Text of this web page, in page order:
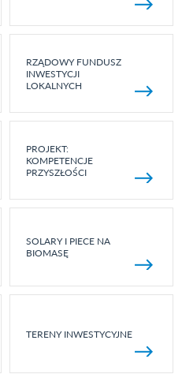
RZĄDOWY FUNDUSZ
INWESTYCJI
LOKALNYCH
PROJEKT:
KOMPETENCJE
PRZYSZŁOŚCI
SOLARY I PIECE NA
BIOMASĘ
TERENY INWESTYCYJNE